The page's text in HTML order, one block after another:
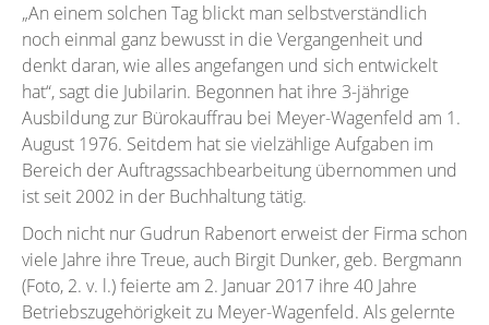
„An einem solchen Tag blickt man selbstverständlich
noch einmal ganz bewusst in die Vergangenheit und
denkt daran, wie alles angefangen und sich entwickelt
hat“, sagt die Jubilarin. Begonnen hat ihre 3-jährige
Ausbildung zur Bürokauffrau bei Meyer-Wagenfeld am 1.
August 1976. Seitdem hat sie vielzählige Aufgaben im
Bereich der Auftragssachbearbeitung übernommen und
ist seit 2002 in der Buchhaltung tätig.
Doch nicht nur Gudrun Rabenort erweist der Firma schon
viele Jahre ihre Treue, auch Birgit Dunker, geb. Bergmann
(Foto, 2. v. l.) feierte am 2. Januar 2017 ihre 40 Jahre
Betriebszugehörigkeit zu Meyer-Wagenfeld. Als gelernte